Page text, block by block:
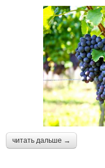
читать дальше →